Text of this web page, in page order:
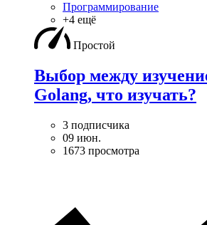
Программирование
+4 ещё
Простой
Выбор между
Golang, что изучать?
3 подписчика
09 июн.
1673 просмотра